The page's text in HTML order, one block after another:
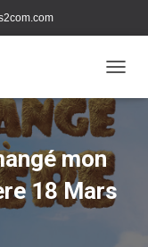
mon
18 Mars